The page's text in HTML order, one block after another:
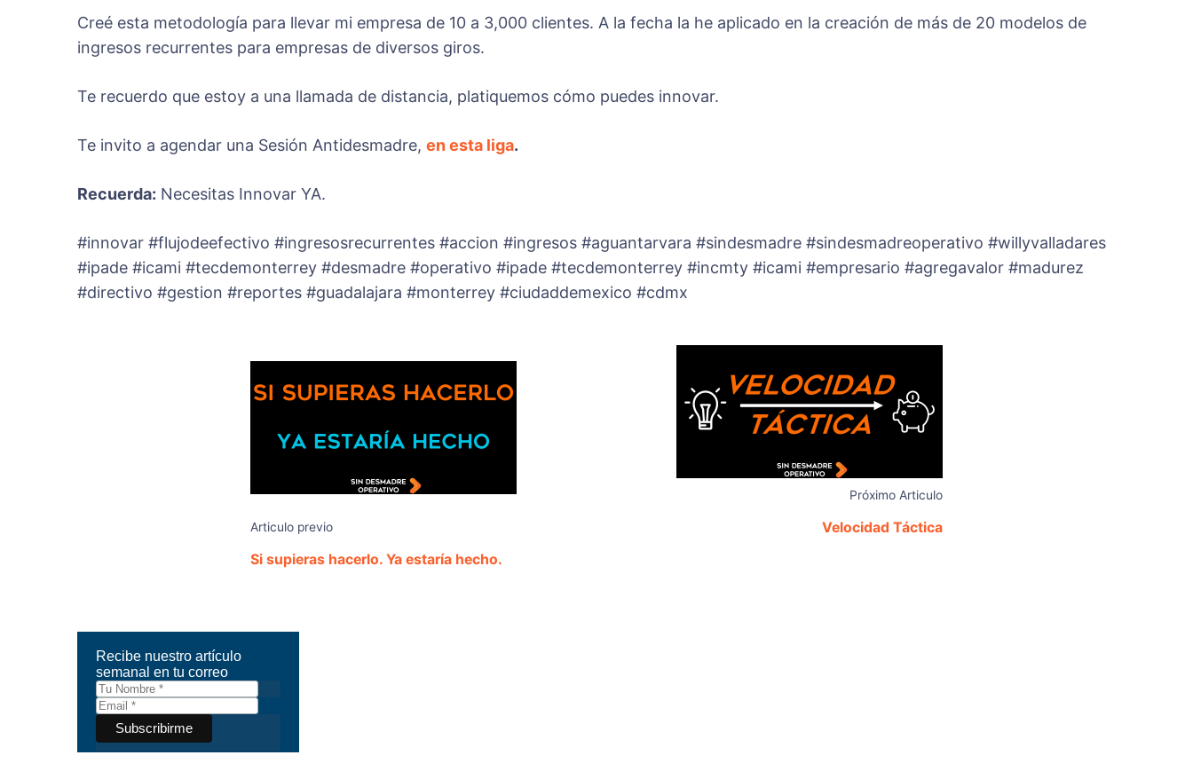
Creé esta metodología para llevar mi empresa de 10 a 3,000 clientes. A la fecha la he aplicado en la creación de más de 20 modelos de
ingresos recurrentes para empresas de diversos giros.
Te recuerdo que estoy a una llamada de distancia, platiquemos cómo puedes innovar.
Te invito a agendar una Sesión Antidesmadre, en esta liga.
Recuerda: Necesitas Innovar YA.
#innovar #flujodeefectivo #ingresosrecurrentes #accion #ingresos #aguantarvara #sindesmadre #sindesmadreoperativo #willyvalladares
#ipade #icami #tecdemonterrey #desmadre #operativo #ipade #tecdemonterrey #incmty #icami #empresario #agregavalor #madurez
#directivo #gestion #reportes #guadalajara #monterrey #ciudaddemexico #cdmx
Articulo previo
Si supieras hacerlo. Ya estaría hecho.
Próximo Articulo
Velocidad Táctica
Recibe nuestro artículo
semanal en tu correo